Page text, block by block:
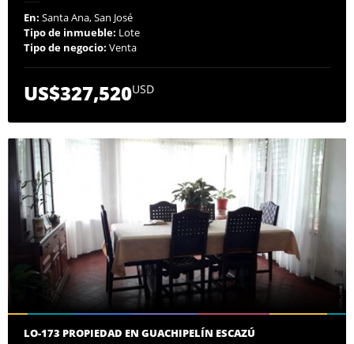
En: Santa Ana, San José
Tipo de inmueble: Lote
Tipo de negocio: Venta
US$327,520USD
LO-173 PROPIEDAD EN GUACHIPELÍN ESCAZÚ